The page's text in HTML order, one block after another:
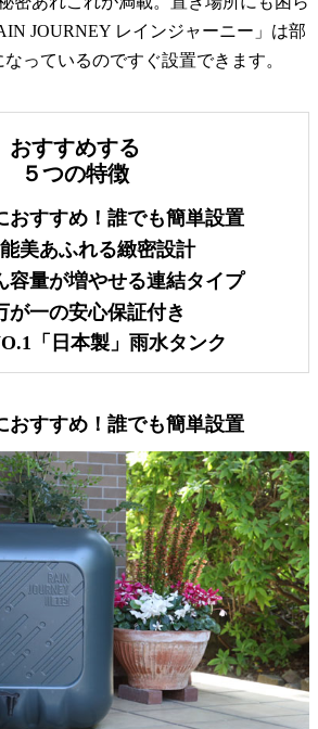
JOURNEY レインジャーニー」は部
っているのですぐ設置できます。
おすすめする
５つの特徴
すすめ！誰でも簡単設置
美あふれる緻密設計
量が増やせる連結タイプ
一の安心保証付き
「日本製」雨水タンク
すすめ！誰でも簡単設置